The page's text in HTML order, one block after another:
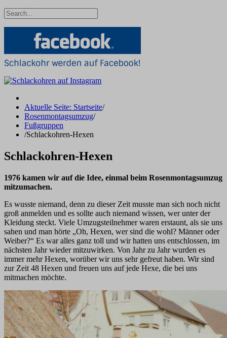
Aktuelle Seite: Startseite/
Rosenmontagsumzug/
Fußgruppen
/Schlackohren-Hexen
Schlackohren-Hexen
1976 kamen wir auf die Idee, einmal beim Rosenmontagsumzug
mitzumachen.
Es wusste niemand, denn zu dieser Zeit musste man sich noch nicht
groß anmelden und es sollte auch niemand wissen, wer unter der
Kleidung steckt. Viele Umzugsteilnehmer waren erstaunt, als sie uns
sahen und man hörte „Oh, Hexen, wer sind die wohl? Männer oder
Weiber?“ Es war alles ganz toll und wir hatten uns entschlossen, im
nächsten Jahr wieder mitzuwirken. Von Jahr zu Jahr wurden es
immer mehr Hexen, worüber wir uns sehr gefreut haben. Wir sind
zur Zeit 48 Hexen und freuen uns auf jede Hexe, die bei uns
mitmachen möchte.